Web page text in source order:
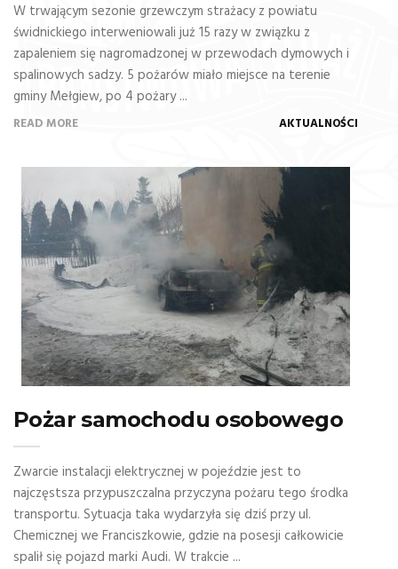
W trwającym sezonie grzewczym strażacy z powiatu
świdnickiego interweniowali już 15 razy w związku z
zapaleniem się nagromadzonej w przewodach dymowych i
spalinowych sadzy. 5 pożarów miało miejsce na terenie
gminy Mełgiew, po 4 pożary ...
READ MORE AKTUALNOŚCI
Pożar samochodu osobowego
Zwarcie instalacji elektrycznej w pojeździe jest to
najczęstsza przypuszczalna przyczyna pożaru tego środka
transportu. Sytuacja taka wydarzyła się dziś przy ul.
Chemicznej we Franciszkowie, gdzie na posesji całkowicie
spalił się pojazd marki Audi. W trakcie ...